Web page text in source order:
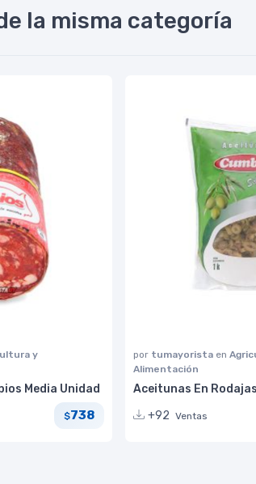
la misma categoría
y
Media Unidad
$738
por tumayorista en
Alimentación
Aceitunas En
+92 Ventas